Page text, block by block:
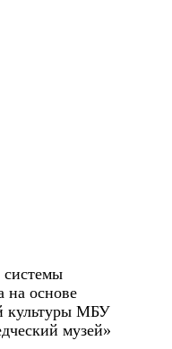
системы
на основе
культуры МБУ
музей»